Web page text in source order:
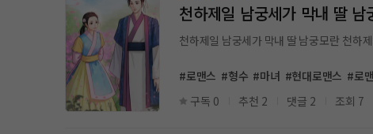
천하제일 남궁세가 막내 딸 남
#로맨스 #형수 #마녀 #현대로맨스 #로
구독 0
추천 2 댓글 2 조회 7